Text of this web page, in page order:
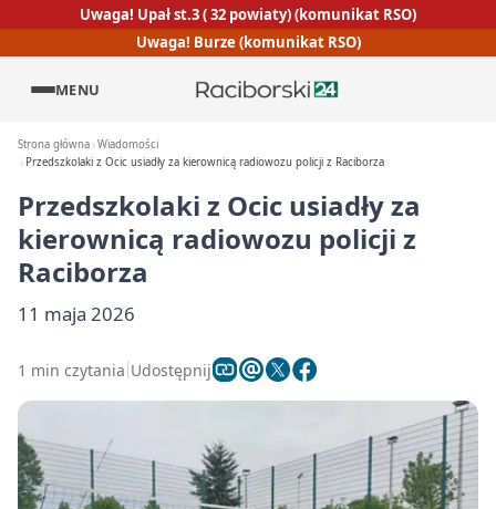
Uwaga! Upał st.3 ( 32 powiaty) (komunikat RSO)
Uwaga! Burze (komunikat RSO)
MENU
Strona główna Wiadomości
Przedszkolaki z Ocic usiadły za kierownicą radiowozu policji z Raciborza
Przedszkolaki z Ocic usiadły za
kierownicą radiowozu policji z
Raciborza
11 maja 2026
1 min czytania Udostępnij